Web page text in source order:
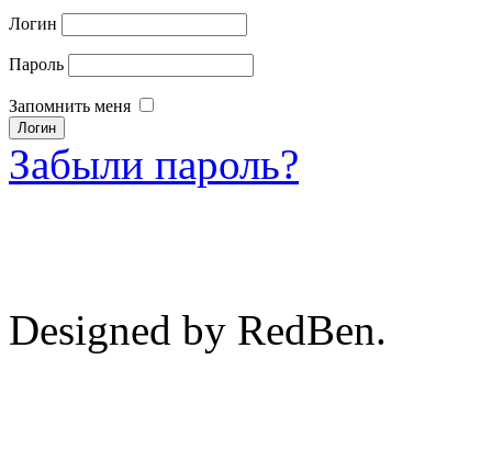
Логин
Пароль
Запомнить меня
Забыли пароль?
Designed by RedBen.